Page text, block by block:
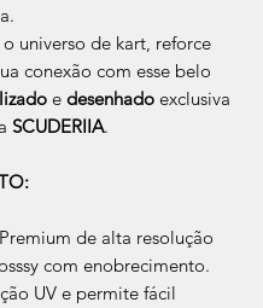
o universo de kart, reforce
conexão com esse belo
e desenhado exclusiva
SCUDERIIA.
de alta resolução
com enobrecimento.
UV e permite fácil